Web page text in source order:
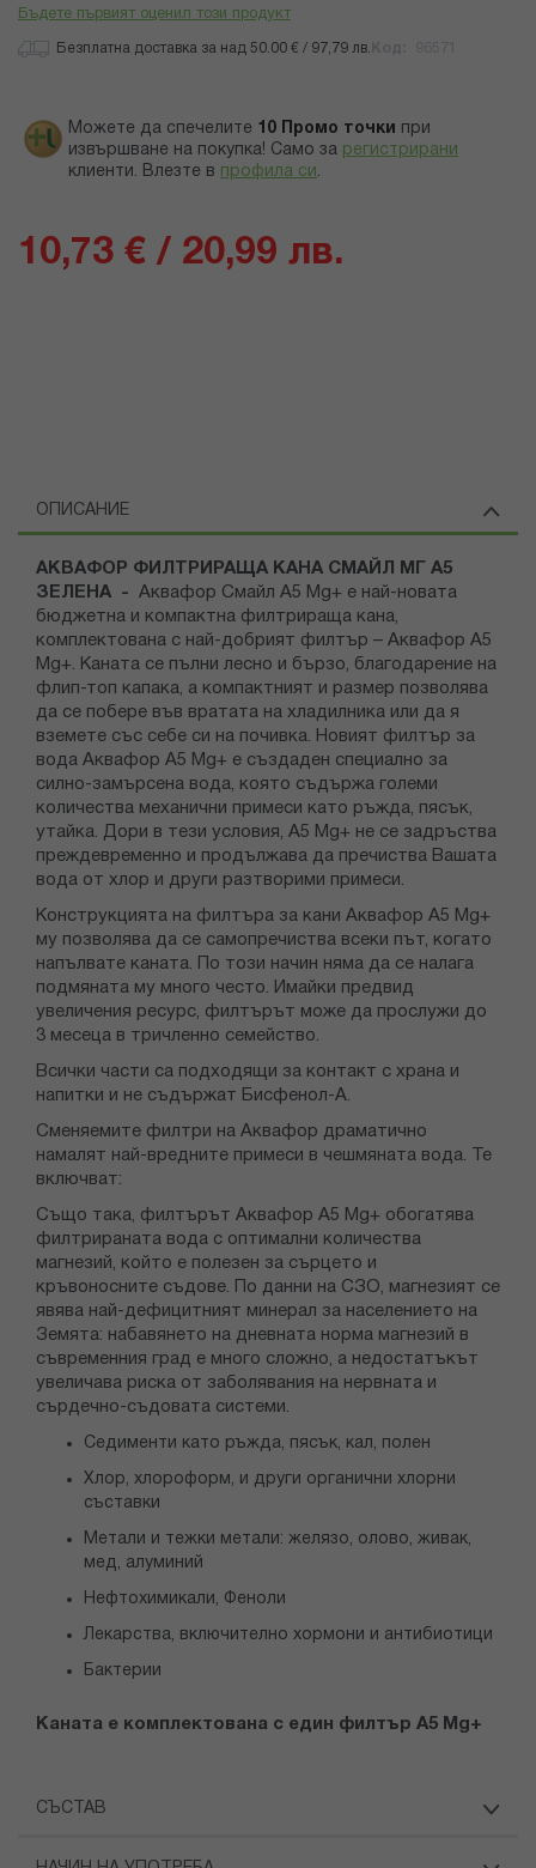
със
Бъдете първият оценил този продукт
Безплатна доставка за над 50.00 € / 97,79 лв.
Можете да спечелите 10 Промо точки
при
извършване на покупка! Само за регистрирани
клиенти. Влезте в профила си .
10,73 € / 20,99 лв.
ОПИСАНИЕ
АКВАФОР ФИЛТРИРАЩА КАНА СМАЙЛ МГ А5
ЗЕЛЕНА - Аквафор Смайл А5 Mg+ е най-новата
бюджетна и компактна филтрираща кана,
комплектована с най-добрият филтър – Аквафор А5
Mg+. Каната се пълни лесно и бързо, благодарение на
флип-топ капака, a компактният и размер позволява
да се побере във вратата на хладилника или да я
вземете със себе си на почивка. Новият филтър за
вода Аквафор А5 Mg+ е създаден специално за
силно-замърсена вода, която съдържа големи
количества механични примеси като ръжда, пясък,
утайка. Дори в тези условия, А5 Mg+ не се задръства
преждевременно и продължава да пречиства Вашата
вода от хлор и други разтворими примеси.
Конструкцията на филтъра за кани Аквафор А5 Mg+
му позволява да се самопречиства всеки път, когато
напълвате каната. По този начин няма да се налага
подмяната му много често. Имайки предвид
увеличения ресурс, филтърът може да прослужи до
3 месеца в тричленно семейство.
Всички части са подходящи за контакт с храна и
напитки и не съдържат Бисфенол-А.
Сменяемите филтри на Аквафор драматично
намалят най-вредните примеси в чешмяната вода. Те
включват:
Също така, филтърът Аквафор А5 Mg+ обогатява
филтрираната вода с оптимални количества
магнезий, който е полезен за сърцето и
кръвоносните съдове. По данни на СЗО, магнезият се
явява най-дефицитният минерал за населението на
Земята: набавянето на дневната норма магнезий в
съвременния град е много сложно, а недостатъкът
увеличава риска от заболявания на нервната и
сърдечно-съдовата системи.
Седименти като ръжда, пясък, кал, полен
Хлор, хлороформ, и други органични хлорни
съставки
Метали и тежки метали: желязо, олово, живак,
мед, алуминий
Нефтохимикали, Феноли
Лекарства, включително хормони и антибиотици
Бактерии
Каната е комплектована с един филтър А5 Mg+
СЪСТАВ